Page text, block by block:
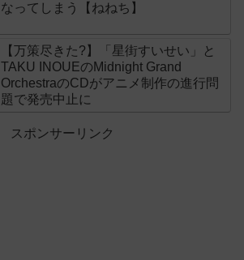
なってしまう【ねねち】
【万策尽きた?】「星街すいせい」と
TAKU INOUEのMidnight Grand
OrchestraのCDがアニメ制作の進行問
題で発売中止に
スポンサーリンク